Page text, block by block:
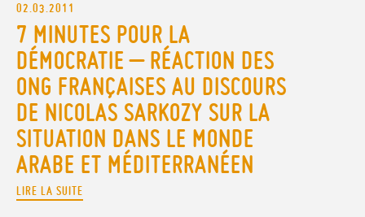
02.03.2011
7 MINUTES POUR LA
DÉMOCRATIE – RÉACTION DES
ONG FRANÇAISES AU DISCOURS
DE NICOLAS SARKOZY SUR LA
SITUATION DANS LE MONDE
ARABE ET MÉDITERRANÉEN
LIRE LA SUITE